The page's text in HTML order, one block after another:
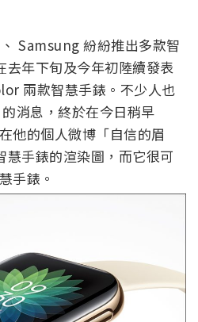
Samsung 紛紛推出多款智
去年下旬及今年初陸續發表
兩款智慧手錶。不少人也
消息，終於在今日稍早
他的個人微博「自信的眉
慧手錶的渲染圖，而它很可
手錶。